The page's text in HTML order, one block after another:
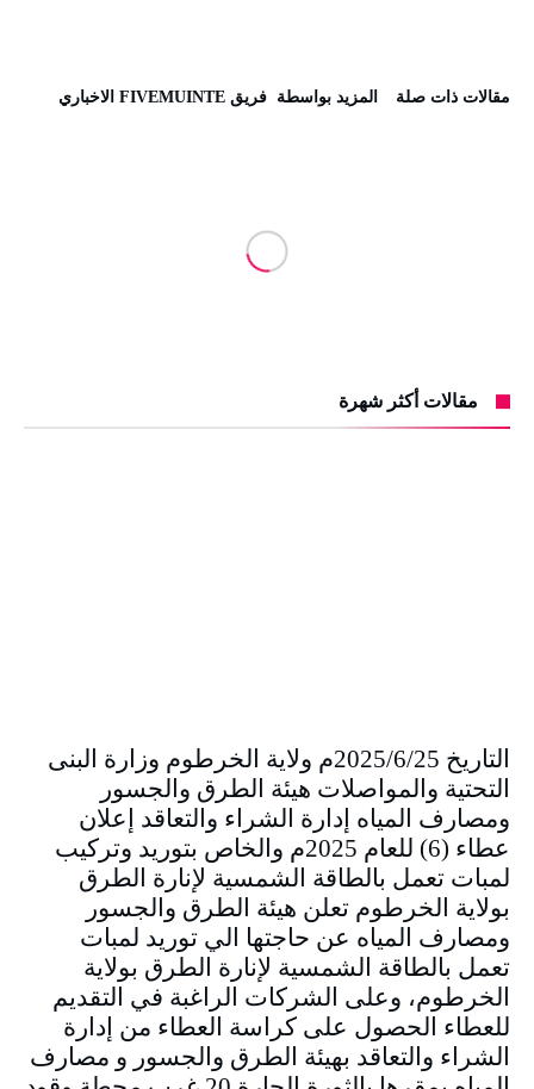
‫مقالات ذات صلة‬ ‫‫المزيد بواسطة‬ ‬ فريق FIVEMUINTE الاخباري
مقالات أكثر شهرة
التاريخ 2025/6/25م ولاية الخرطوم وزارة البنى
التحتية والمواصلات هيئة الطرق والجسور
ومصارف المياه إدارة الشراء والتعاقد إعلان
عطاء (6) للعام 2025م والخاص بتوريد وتركيب
لمبات تعمل بالطاقة الشمسية لإنارة الطرق
بولاية الخرطوم تعلن هيئة الطرق والجسور
ومصارف المياه عن حاجتها الي توريد لمبات
تعمل بالطاقة الشمسية لإنارة الطرق بولاية
الخرطوم، وعلى الشركات الراغبة في التقديم
للعطاء الحصول على كراسة العطاء من إدارة
الشراء والتعاقد بهيئة الطرق والجسور و مصارف